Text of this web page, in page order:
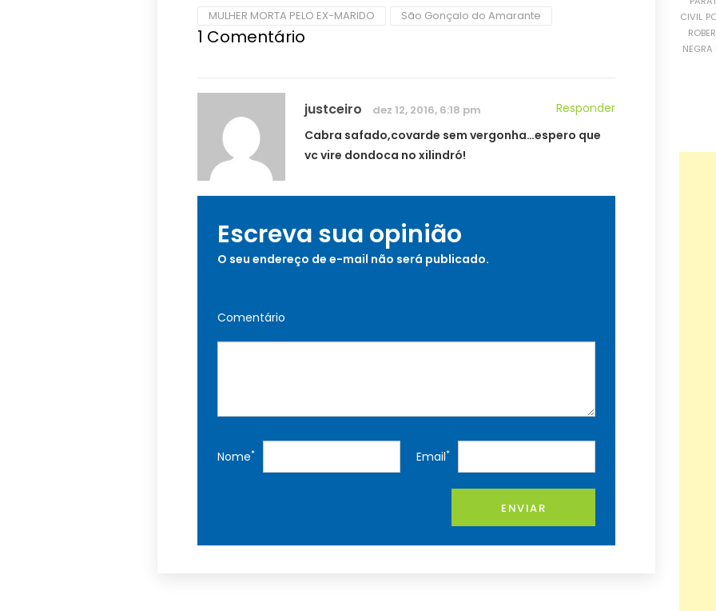
MULHER MORTA PELO EX-MARIDO São Gonçalo do Amarante
1 Comentário
justceiro dez 12, 2016, 6:18 pm
Responder
Cabra safado,covarde sem vergonha…espero que
vc vire dondoca no xilindró!
Escreva sua opinião
O seu endereço de e-mail não será publicado.
Comentário
Nome* Email*
ENVIAR
CIVIL
NEGRA